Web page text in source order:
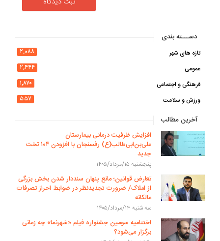
دســـته بندی
تازه های شهر
۲,۰۸۸
عمومی
۲,۴۴۴
فرهنگی و اجتماعی
۱,۸۷۰
ورزش و سلامت
۵۵۷
آخرین مطالب
افزایش ظرفیت درمانی بیمارستان
علی‌بن‌ابی‌طالب(ع) رفسنجان با افزودن ۱۰۴ تخت
جدید
پنجشنبه ۱۵/مرداد/۱۴۰۵
تعارض قوانین؛ مانع پنهان سنددار شدن بخش بزرگی
از املاک/ ضرورت تجدیدنظر در ضوابط احراز تصرفات
مالکانه
سه شنبه ۱۳/مرداد/۱۴۰۵
اختتامیه سومین جشنواره فیلم «شهرنما» چه زمانی
برگزار می‌شود؟